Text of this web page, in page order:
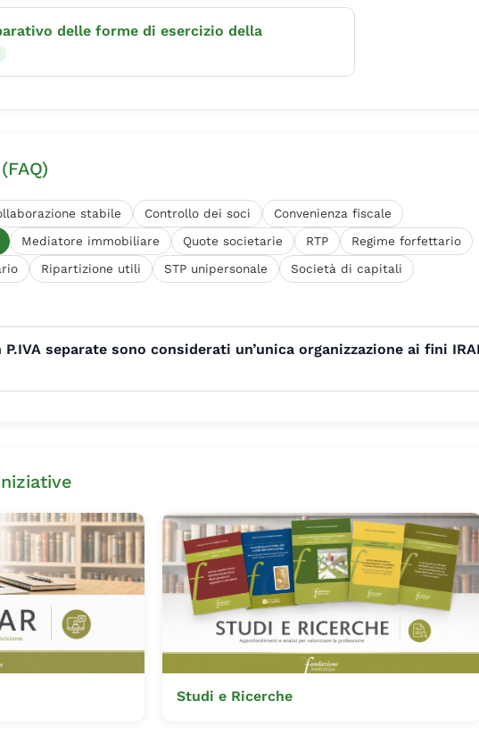
delle forme di esercizio della
stabile Controllo dei soci
Convenienza fiscale
Mediatore immobiliare Quote societarie RTP
Regime forfettario
Ripartizione utili STP unipersonale
Società di capitali
separate sono considerati un’unica organizzazione ai fini
Studi e Ricerche